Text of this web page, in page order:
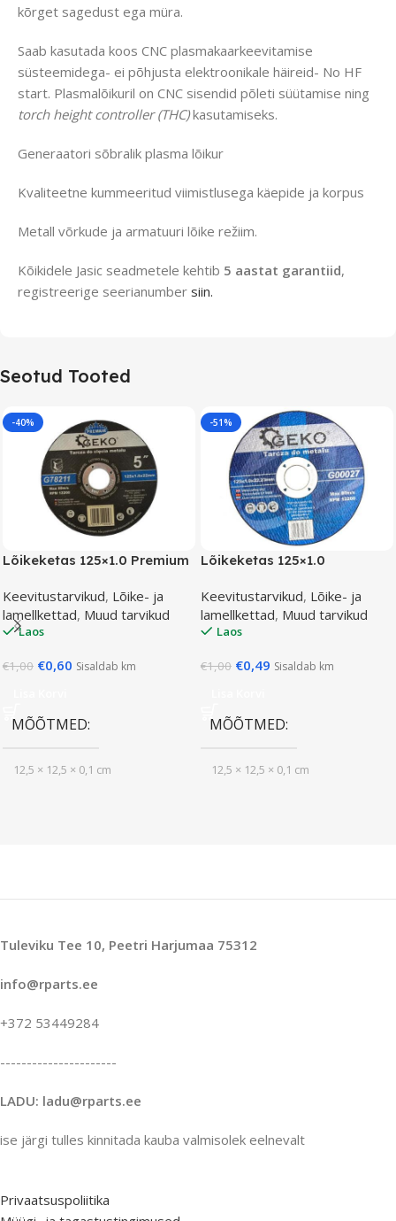
kõrget sagedust ega müra.
Saab kasutada koos CNC plasmakaarkeevitamise
süsteemidega- ei põhjusta elektroonikale häireid- No HF
start. Plasmalõikuril on CNC sisendid põleti süütamise ning
torch height controller (THC)kasutamiseks.
Generaatori sõbralik plasma lõikur
Kvaliteetne kummeeritud viimistlusega käepide ja korpus
Metall võrkude ja armatuuri lõike režiim.
Kõikidele Jasic seadmetele kehtib 5 aastat garantiid,
registreerige seerianumber siin.
Seotud Tooted
-40%
Lõikeketas 125×1.0 Premium
Keevitustarvikud, Lõike- ja
lamellkettad, Muud tarvikud
Laos
€1,00 €0,60 Sisaldab km
MÕÕTMED
12,5 × 12,5 × 0,1 cm
-51%
Lõikeketas 125×1.0
Keevitustarvikud, Lõike- ja
lamellkettad, Muud tarvikud
Laos
€1,00 €0,49 Sisaldab km
MÕÕTMED
12,5 × 12,5 × 0,1 cm
Tuleviku Tee 10, Peetri Harjumaa 75312
info@rparts.ee
+372 53449284
----------------------
LADU: ladu@rparts.ee
ise järgi tulles kinnitada kauba valmisolek eelnevalt
Privaatsuspoliitika